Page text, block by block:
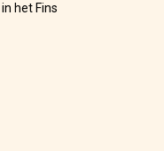
het Fins